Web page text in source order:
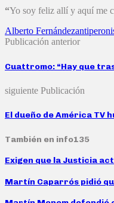
“Yo soy feliz allí y aquí me
Alberto Fernández
Publicación anterior
Cuattromo: “Hay que
siguiente Publicación
El dueño de América TV
También en info135
Exigen que la Justicia
Martín Caparrós pidió